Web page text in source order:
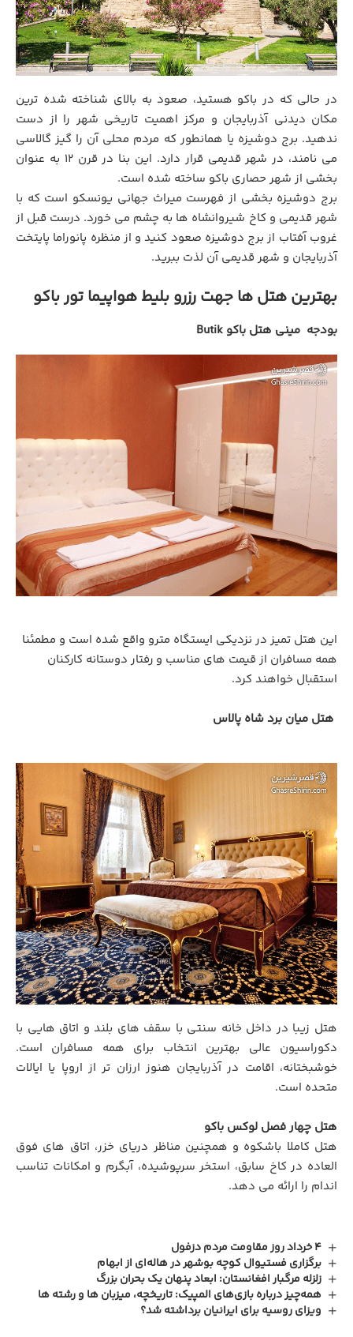
در حالی که در باکو هستید، صعود به بالای شناخته شده ترین
مکان دیدنی آذربایجان و مرکز اهمیت تاریخی شهر را از دست
ندهید. برج دوشیزه یا همانطور که مردم محلی آن را گیز گالاسی
می نامند، در شهر قدیمی قرار دارد. این بنا در قرن 12 به عنوان
بخشی از شهر حصاری باکو ساخته شده است.
برج دوشیزه بخشی از فهرست میراث جهانی یونسکو است که با
شهر قدیمی و کاخ شیروانشاه ها به چشم می خورد. درست قبل از
غروب آفتاب از برج دوشیزه صعود کنید و از منظره پانوراما پایتخت
آذربایجان و شهر قدیمی آن لذت ببرید.
بهترین هتل ها جهت رزرو بلیط هواپیما تور باکو
بودجه مینی هتل باکو Butik
این هتل تمیز در نزدیکی ایستگاه مترو واقع شده است و مطمئنا
همه مسافران از قیمت های مناسب و رفتار دوستانه کارکنان
استقبال خواهند کرد.
هتل میان برد شاه پالاس
هتل زیبا در داخل خانه سنتی با سقف های بلند و اتاق هایی با
دکوراسیون عالی بهترین انتخاب برای همه مسافران است.
خوشبختانه، اقامت در آذربایجان هنوز ارزان تر از اروپا یا ایالات
متحده است.
هتل چهار فصل لوکس باکو
هتل کاملا باشکوه و همچنین مناظر دریای خزر، اتاق های فوق
العاده در کاخ سابق، استخر سرپوشیده، آبگرم و امکانات تناسب
اندام را ارائه می دهد.
4 خرداد روز مقاومت مردم دزفول
برگزاری فستیوال کوچه بوشهر در هاله‌ای از ابهام
زلزله مرگبار افغانستان: ابعاد پنهان یک بحران بزرگ
همه‌چیز درباره بازی‌های المپیک: تاریخچه، میزبان ها و رشته ها
ویزای روسیه برای ایرانیان برداشته شد؟